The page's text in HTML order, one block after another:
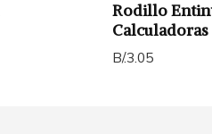
Rodillo
Calculadoras
B/.3.05